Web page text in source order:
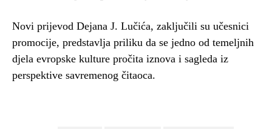
Novi prijevod Dejana J. Lučića, zaključili su učesnici
promocije, predstavlja priliku da se jedno od temeljnih
djela evropske kulture pročita iznova i sagleda iz
perspektive savremenog čitaoca.